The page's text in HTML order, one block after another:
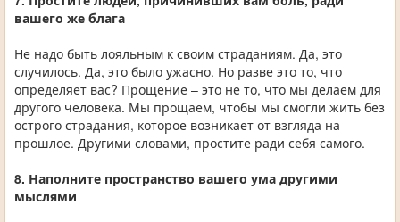
вашего же блага
Не надо быть лояльным к своим страданиям. Да, это
случилось. Да, это было ужасно. Но разве это то, что
определяет вас? Прощение – это не то, что мы делаем для
другого человека. Мы прощаем, чтобы мы смогли жить без
острого страдания, которое возникает от взгляда на
прошлое. Другими словами, простите ради себя самого.
8. Наполните пространство вашего ума другими
мыслями